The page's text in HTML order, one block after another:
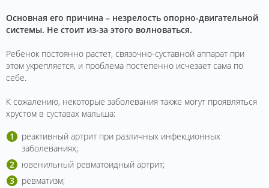
Основная его причина – незрелость опорно-двигательной
системы. Не стоит из-за этого волноваться.
Ребенок постоянно растет, связочно-суставной аппарат при
этом укрепляется, и проблема постепенно исчезает сама по
себе.
К сожалению, некоторые заболевания также могут проявляться
хрустом в суставах малыша:
реактивный артрит при различных инфекционных
заболеваниях;
ювенильный ревматоидный артрит;
ревматизм;